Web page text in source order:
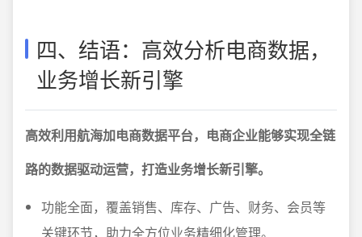
四、结语：高效分析电商数据，
业务增长新引擎
高效利用航海加电商数据平台，电商企业能够实现全链
路的数据驱动运营，打造业务增长新引擎。
功能全面，覆盖销售、库存、广告、财务、会员等
关键环节，助力全方位业务精细化管理。